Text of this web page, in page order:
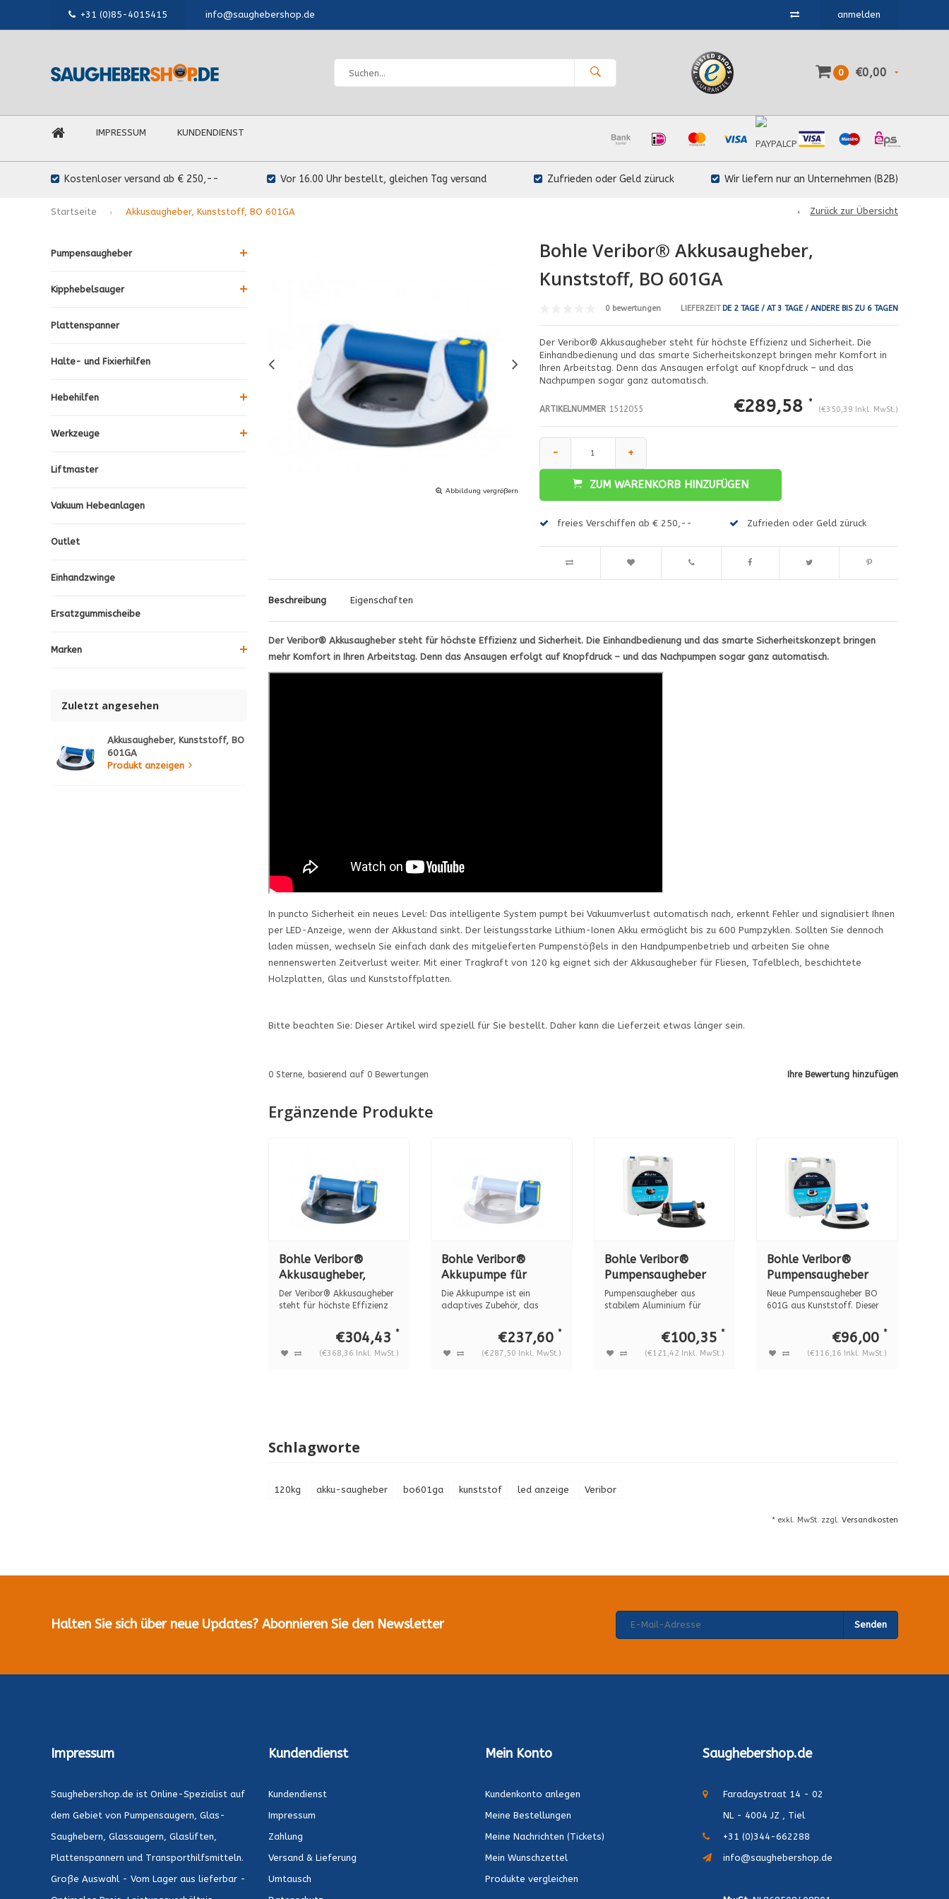
+31 (0)85-4015415 info@saughebershop.de anmelden
0 €0,00
IMPRESSUM KUNDENDIENST
Kostenloser versand ab € 250,-- Vor 16.00 Uhr bestellt, gleichen Tag versand Zufrieden oder Geld züruck Wir liefern nur an Unternehmen (B2B)
Startseite Akkusaugheber, Kunststoff, BO 601GA Zurück zur Übersicht
Pumpensaugheber
Kipphebelsauger
Plattenspanner
Halte- und Fixierhilfen
Hebehilfen
Werkzeuge
Liftmaster
Vakuum Hebeanlagen
Outlet
Einhandzwinge
Ersatzgummischeibe
Marken
Zuletzt angesehen
Akkusaugheber, Kunststoff, BO
601GA
Produkt anzeigen
Abbildung vergrößern
Bohle Veribor® Akkusaugheber,
Kunststoff, BO 601GA
0 bewertungen LIEFERZEITDE 2 TAGE / AT 3 TAGE / ANDERE BIS ZU 6 TAGEN
Der Veribor® Akkusaugheber steht für höchste Effizienz und Sicherheit. Die
Einhandbedienung und das smarte Sicherheitskonzept bringen mehr Komfort in
Ihren Arbeitstag. Denn das Ansaugen erfolgt auf Knopfdruck – und das
Nachpumpen sogar ganz automatisch.
ARTIKELNUMMER1512055 €289,58 *
(€350,39 Inkl. MwSt.)
- +
ZUM WARENKORB HINZUFÜGEN
freies Verschiffen ab € 250,-- Zufrieden oder Geld züruck
Beschreibung Eigenschaften
Der Veribor® Akkusaugheber steht für höchste Effizienz und Sicherheit. Die Einhandbedienung und das smarte Sicherheitskonzept bringen
mehr Komfort in Ihren Arbeitstag. Denn das Ansaugen erfolgt auf Knopfdruck – und das Nachpumpen sogar ganz automatisch.
In puncto Sicherheit ein neues Level: Das intelligente System pumpt bei Vakuumverlust automatisch nach, erkennt Fehler und signalisiert Ihnen
per LED-Anzeige, wenn der Akkustand sinkt. Der leistungsstarke Lithium-Ionen Akku ermöglicht bis zu 600 Pumpzyklen. Sollten Sie dennoch
laden müssen, wechseln Sie einfach dank des mitgelieferten Pumpenstößels in den Handpumpenbetrieb und arbeiten Sie ohne
nennenswerten Zeitverlust weiter. Mit einer Tragkraft von 120 kg eignet sich der Akkusaugheber für Fliesen, Tafelblech, beschichtete
Holzplatten, Glas und Kunststoffplatten.
Bitte beachten Sie: Dieser Artikel wird speziell für Sie bestellt. Daher kann die Lieferzeit etwas länger sein.
Ihre Bewertung hinzufügen
0Sterne, basierend auf 0Bewertungen
Ergänzende Produkte
Bohle Veribor®
Akkusaugheber,
Aluminium, BO 601A
Der Veribor® Akkusaugheber
steht für höchste Effizienz
€304,43 *
(€368,36 Inkl. MwSt.)
Bohle Veribor®
Akkupumpe für
Pumpensaugheber,
BO 601.0A
Die Akkupumpe ist ein
adaptives Zubehör, das
€237,60 *
(€287,50 Inkl. MwSt.)
Bohle Veribor®
Pumpensaugheber
BO 601 aluminium,
120 kg. (im koffer)
Pumpensaugheber aus
stabilem Aluminium für
€100,35 *
(€121,42 Inkl. MwSt.)
Bohle Veribor®
Pumpensaugheber
BO 601G
KUNSTSTOFF, 120 kg.
Neue Pumpensaugheber BO
601G aus Kunststoff. Dieser
€96,00 *
(€116,16 Inkl. MwSt.)
Schlagworte
120kg akku-saugheber bo601ga kunststof led anzeige Veribor
* exkl. MwSt. zzgl. Versandkosten
Halten Sie sich über neue Updates? Abonnieren Sie den Newsletter Senden
Impressum
Saughebershop.de ist Online-Spezialist auf
dem Gebiet von Pumpensaugern, Glas-
Saughebern, Glassaugern, Glasliften,
Plattenspannern und Transporthilfsmitteln.
Große Auswahl - Vom Lager aus lieferbar -
Kundendienst
Kundendienst
Impressum
Zahlung
Versand & Lieferung
Umtausch
Mein Konto
Kundenkonto anlegen
Meine Bestellungen
Meine Nachrichten (Tickets)
Mein Wunschzettel
Produkte vergleichen
Saughebershop.de
Faradaystraat 14 - 02
NL - 4004 JZ , Tiel
+31 (0)344-662288
info@saughebershop.de